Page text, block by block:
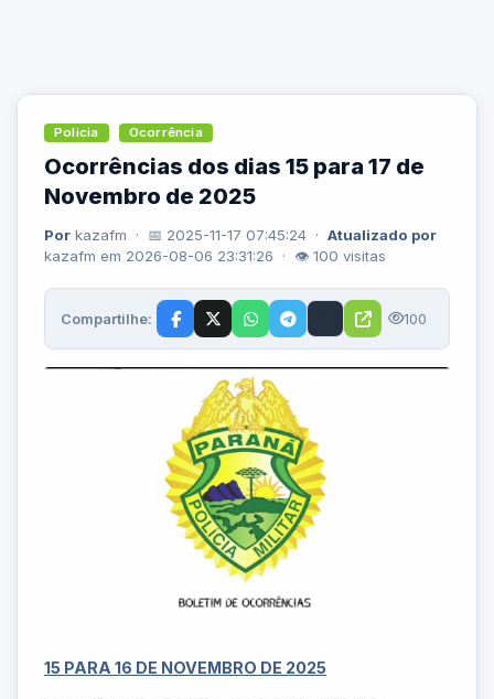
Policia Ocorrência
Ocorrências dos dias 15 para 17 de
Novembro de 2025
Por kazafm · 📅 2025-11-17 07:45:24 · Atualizado por
kazafm em 2026-08-06 23:31:26 · 👁 100 visitas
Compartilhe: 100
15 PARA 16 DE NOVEMBRO DE 2025